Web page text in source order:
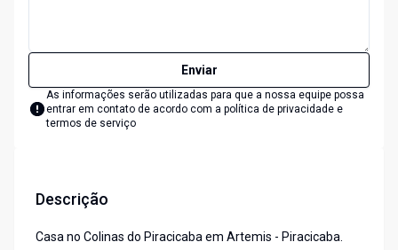
Enviar
As informações serão utilizadas para que a nossa equipe possa
entrar em contato de acordo com a política de privacidade e
termos de serviço
Descrição
Casa no Colinas do Piracicaba em Artemis - Piracicaba.